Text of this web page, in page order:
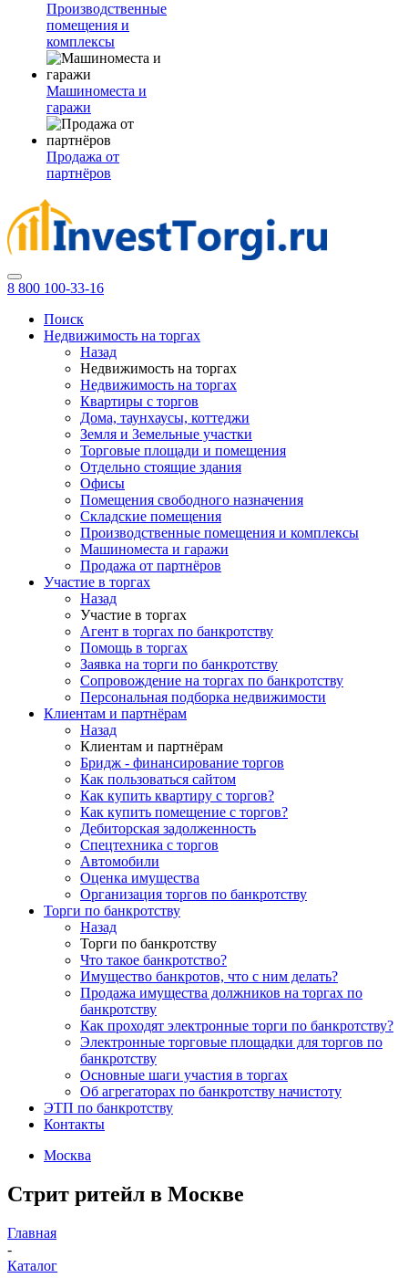
Производственные
помещения и
комплексы
Машиноместа и
гаражи
Продажа от
партнёров
8 800 100-33-16
Поиск
Недвижимость на торгах
Назад
Недвижимость на торгах
Недвижимость на торгах
Квартиры с торгов
Дома, таунхаусы, коттеджи
Земля и Земельные участки
Торговые площади и помещения
Отдельно стоящие здания
Офисы
Помещения свободного назначения
Складские помещения
Производственные помещения и комплексы
Машиноместа и гаражи
Продажа от партнёров
Участие в торгах
Назад
Участие в торгах
Агент в торгах по банкротству
Помощь в торгах
Заявка на торги по банкротству
Сопровождение на торгах по банкротству
Персональная подборка недвижимости
Клиентам и партнёрам
Назад
Клиентам и партнёрам
Бридж - финансирование торгов
Как пользоваться сайтом
Как купить квартиру с торгов?
Как купить помещение с торгов?
Дебиторская задолженность
Спецтехника с торгов
Автомобили
Оценка имущества
Организация торгов по банкротству
Торги по банкротству
Назад
Торги по банкротству
Что такое банкротство?
Имущество банкротов, что с ним делать?
Продажа имущества должников на торгах по
банкротству
Как проходят электронные торги по банкротству?
Электронные торговые площадки для торгов по
банкротству
Основные шаги участия в торгах
Об агрегаторах по банкротству начистоту
ЭТП по банкротству
Контакты
Москва
Стрит ритейл в Москве
Главная
-
Каталог